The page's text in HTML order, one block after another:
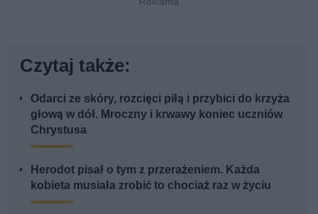
Czytaj także:
Odarci ze skóry, rozcięci piłą i przybici do krzyża
głową w dół. Mroczny i krwawy koniec uczniów
Chrystusa
Herodot pisał o tym z przerażeniem. Każda
kobieta musiała zrobić to chociaż raz w życiu